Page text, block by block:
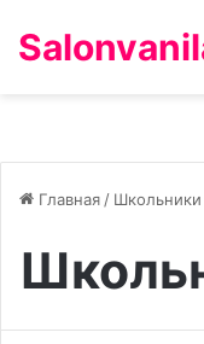
Главная / Школьники